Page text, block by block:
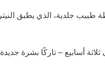
طبيب جلدية، الذي يطبق
أسابيع – تاركًا بشرة